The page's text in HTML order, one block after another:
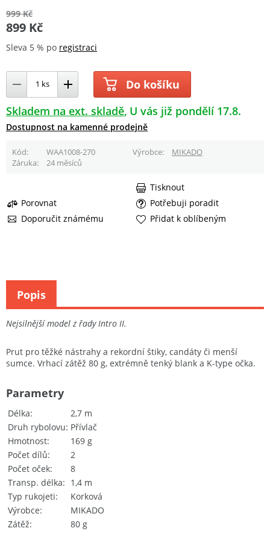
999 Kč
899 Kč
Sleva 5 % po registraci
Do košíku
Skladem na ext. skladě U vás již pondělí 17.8.
Dostupnost na kamenné prodejně
Kód WAA1008-270 Výrobce
MIKADO
Záruka
24 měsíců
Porovnat
Potřebuji poradit
Doporučit známému
Tisknout
Přidat k oblíbeným
Nejsilnější model z řady Intro II.
Prut pro těžké nástrahy a rekordní štiky, candáty či menší
sumce. Vrhací zátěž 80 g, extrémně tenký blank a K-type očka.
Délka
2,7 m
Druh rybolovu Přívlač
Hmotnost
169 g
Počet dílů
2
Počet oček
8
Transp. délka
1,4 m
Typ rukojeti
Korková
Výrobce
MIKADO
Zátěž
80 g
Parametry
Popis